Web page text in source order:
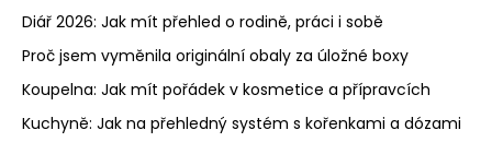
Diář 2026: Jak mít přehled o rodině, práci i sobě
Proč jsem vyměnila originální obaly za úložné boxy
Koupelna: Jak mít pořádek v kosmetice a přípravcích
Kuchyně: Jak na přehledný systém s kořenkami a dózami